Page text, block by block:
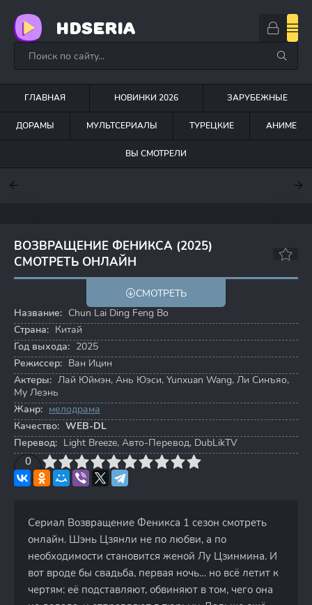
HDSERIA
ГЛАВНАЯ НОВИНКИ 2026 ЗАРУБЕЖНЫЕ
ДОРАМЫ МУЛЬТСЕРИАЛЫ ТУРЕЦКИЕ АНИМЕ
ВЫ СМОТРЕЛИ
ВОЗВРАЩЕНИЕ ФЕНИКСА (2025)
СМОТРЕТЬ ОНЛАЙН
4.9
СМОТРЕТЬ
Название: Chun Lai Ding Feng Bo
Страна: Китай
Год выхода: 2025
Режиссер: Ван Ицин
Актеры: Лай Юймэн, Ань Юэси, Yunxuan Wang, Ли Синъяо,
Му Леэнь
Жанр: мелодрама
Качество: WEB-DL
Перевод: Light Breeze, Авто-Перевод, DubLikTV
0
4 6 7 8 9 10
Сериал Возвращение Феникса 1 сезон смотреть
онлайн. Шэнь Цзянли не по любви, а по
необходимости становится женой Лу Цзинмина. И
вот вроде бы свадьба, первая ночь… но всё летит к
чертям: её подставляют, обвиняют в том, чего она